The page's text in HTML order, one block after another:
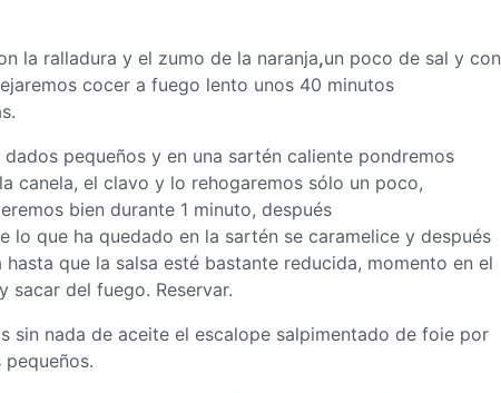
la ralladura y el zumo de la naranja,un poco de sal y con
cocer a fuego lento unos 40 minutos
pequeños y en una sartén caliente pondremos
canela, el clavo y lo rehogaremos sólo un poco,
bien durante 1 minuto, después
lo que ha quedado en la sartén se caramelice y después
que la salsa esté bastante reducida, momento en el
del fuego. Reservar.
sin nada de aceite el escalope salpimentado de foie por